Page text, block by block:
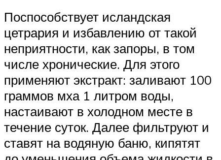
Поспособствует исландская
цетрария и избавлению от такой
неприятности, как запоры, в том
числе хронические. Для этого
применяют экстракт: заливают 100
граммов мха 1 литром воды,
настаивают в холодном месте в
течение суток. Далее фильтруют и
ставят на водяную баню, кипятят